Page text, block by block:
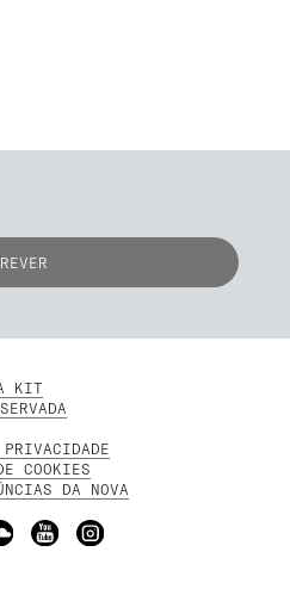
KIT
COOKIES
DA NOVA